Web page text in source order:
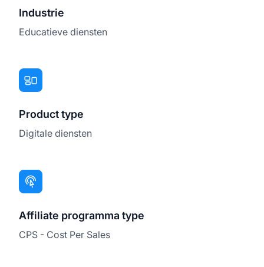
Industrie
Educatieve diensten
Product type
Digitale diensten
Affiliate programma type
CPS - Cost Per Sales